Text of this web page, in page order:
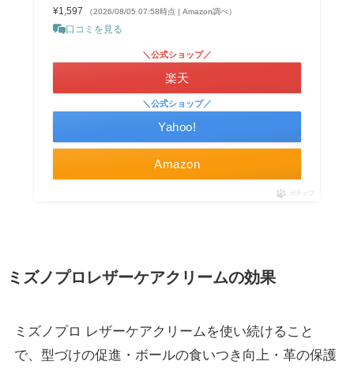
¥1,597 （2026/08/05 07:58時点 | Amazon調べ）
口コミを見る
Amazon
＼公式ショップ／
楽天
＼公式ショップ／
Yahoo!
ポチップ
ミズノプロレザーケアクリームの効果
ミズノプロ レザーケアクリームを使い続けること
で、型づけの促進・ボールの食いつき向上・革の保護